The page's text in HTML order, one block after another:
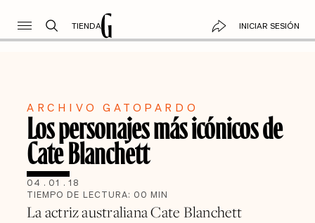
TIENDA INICIAR SESIÓN
ARCHIVO GATOPARDO
Los personajes más icónicos de
Cate Blanchett
04 . 01 . 18
TIEMPO DE LECTURA: 00 MIN
La actriz australiana Cate Blanchett